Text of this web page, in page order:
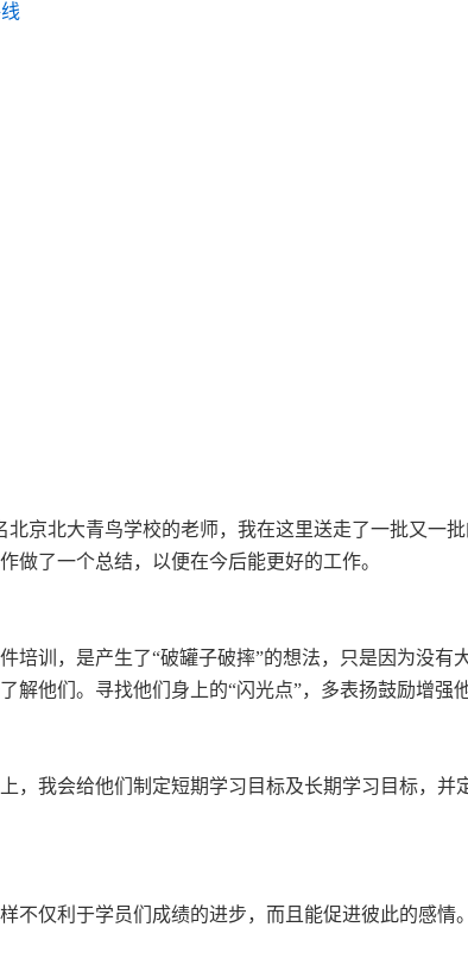
京北大青鸟学校的老师，我在这里送走了一批又一
做了一个总结，以便在今后能更好的工作。
训，是产生了“破罐子破摔”的想法，只是因为没有
解他们。寻找他们身上的“闪光点”，多表扬鼓励增强
我会给他们制定短期学习目标及长期学习目标，并
仅利于学员们成绩的进步，而且能促进彼此的感情。